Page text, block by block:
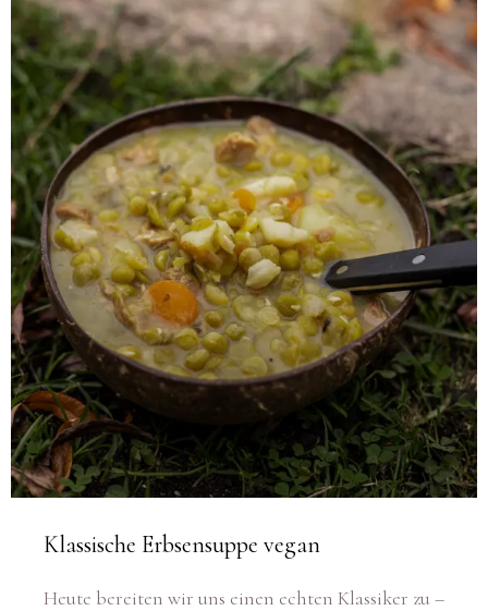
Erbsensuppe, wie sie in Omas Kochbuch stehen